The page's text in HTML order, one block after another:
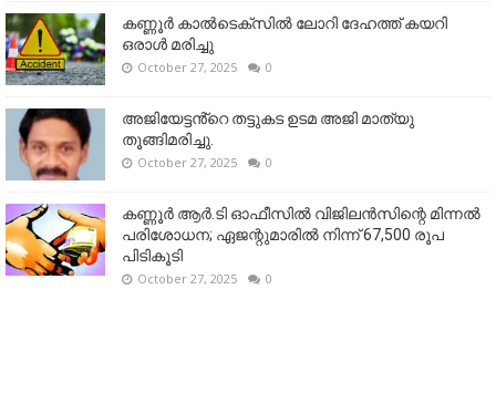
കണ്ണൂര്‍ കാല്‍ടെക്‌സില്‍ ലോറി ദേഹത്ത് കയറി
ഒരാള്‍ മരിച്ചു
October 27, 2025 0
അജിയേട്ടൻ്റെ തട്ടുകട ഉടമ അജി മാത്യു
തൂങ്ങിമരിച്ചു.
October 27, 2025 0
കണ്ണൂര്‍ ആര്‍.ടി ഓഫീസില്‍ വിജിലൻസിന്റെ മിന്നല്‍
പരിശോധന; ഏജന്റുമാരില്‍ നിന്ന് 67,500 രൂപ
പിടികൂടി
October 27, 2025 0